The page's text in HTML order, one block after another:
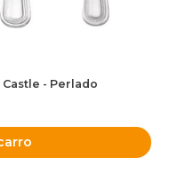
- Perlado